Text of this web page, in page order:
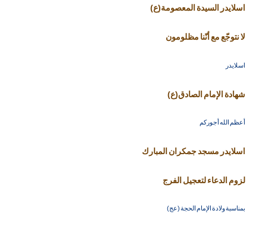
اسلايدر السيدة المعصومة(ع)
لا نتوجّع مع أنّنا مظلومون
اسلايدر
شهادة الإمام الصادق(ع)
أعظم الله أجوركم
اسلايدر مسجد جمكران المبارك
لزوم الدعاء لتعجيل الفرج
بمناسبة ولادة الإمام الحجة (عج)